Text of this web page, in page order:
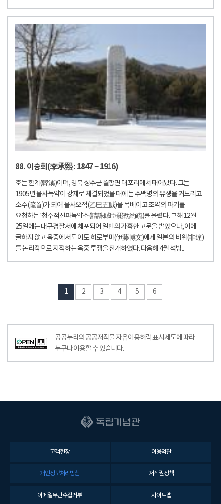
88. 이승희(李承熙 : 1847 ~ 1916)
호는 한계(韓溪)이며, 경북 성주군 월항면 대포리에서 태어났다. 그는
1905년 을사늑약이 강제로 체결되었을 때에는 수백명의 유생을 거느리고
소수(疏首)가 되어 을사오적(乙巳五賊)을 목베이고 조약의 파기를
요청하는 '청주적신파늑약소(請誅賊臣罷勒約疏)를 올렸다. 그해 12월
25일에는 대구경찰서에 체포되어 일인의 가혹한 고문을 받았으나, 이에
굴하지 않고 옥중에서도 이토 히로부미(伊藤博文)에게 일본의 비위(非違)
를 논리적으로 지적하는 옥중 투쟁을 전개하였다. 다음해 4월 석방...
1 2 3 4 5 6
공공누리의 공공저작물 자유이용허락 표시제도에 따라
누구나 이용할 수 있습니다.
고객헌장 이용약관
개인정보처리방침 저작권정책
이메일무단수집거부 사이트맵